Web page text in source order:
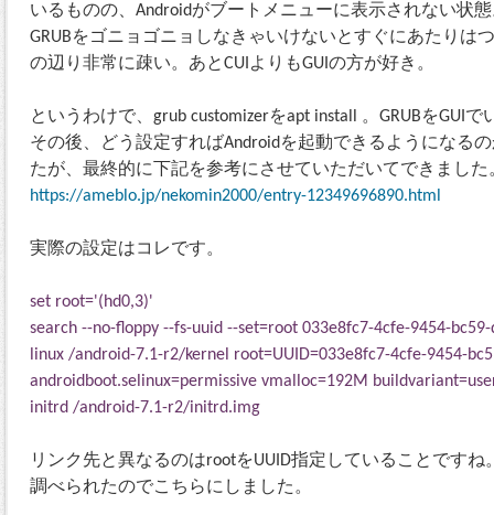
いるものの、Androidがブートメニューに表示されない状
GRUBをゴニョゴニョしなきゃいけないとすぐにあたりは
の辺り非常に疎い。あとCUIよりもGUIの方が好き。
というわけで、grub customizerをapt install 。GRUBをGUI
その後、どう設定すればAndroidを起動できるようになる
たが、最終的に下記を参考にさせていただいてできました
https://ameblo.jp/nekomin2000/entry-12349696890.html
実際の設定はコレです。
set root='(hd0,3)'
search --no-floppy --fs-uuid --set=root 033e8fc7-4cfe-9454-
linux /android-7.1-r2/kernel root=UUID=033e8fc7-4cfe-9454-
androidboot.selinux=permissive vmalloc=192M
initrd /android-7.1-r2/initrd.img
リンク先と異なるのはrootをUUID指定していることですね
調べられたのでこちらにしました。